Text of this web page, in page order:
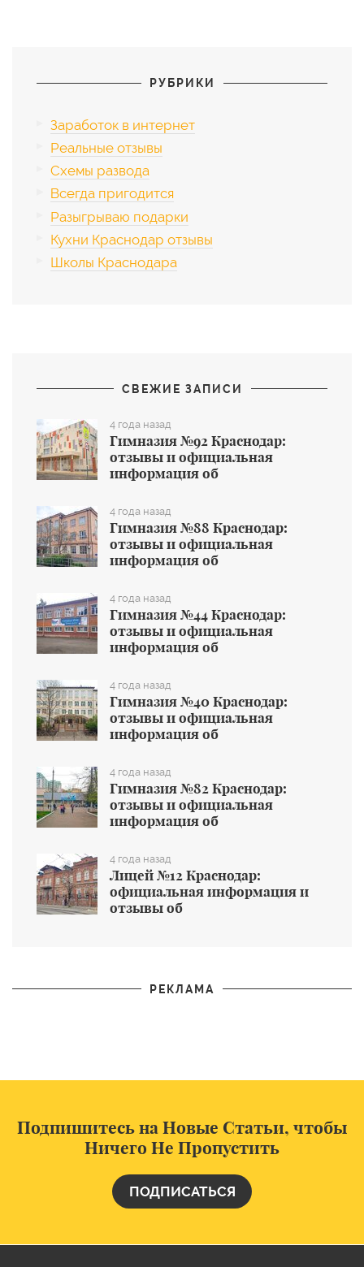
РУБРИКИ
Заработок в интернет
Реальные отзывы
Схемы развода
Всегда пригодится
Разыгрываю подарки
Кухни Краснодар отзывы
Школы Краснодара
СВЕЖИЕ ЗАПИСИ
4 года назад
Гимназия №92 Краснодар:
отзывы и официальная
информация об
4 года назад
Гимназия №88 Краснодар:
отзывы и официальная
информация об
4 года назад
Гимназия №44 Краснодар:
отзывы и официальная
информация об
4 года назад
Гимназия №40 Краснодар:
отзывы и официальная
информация об
4 года назад
Гимназия №82 Краснодар:
отзывы и официальная
информация об
4 года назад
Лицей №12 Краснодар:
официальная информация и
отзывы об
РЕКЛАМА
Подпишитесь на Новые Статьи, чтобы
Ничего Не Пропустить
ПОДПИСАТЬСЯ